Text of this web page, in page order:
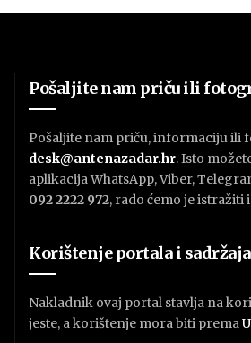
Pošaljite nam priču ili
Pošaljite nam priču, informaciju ili
desk@antenazadar.hr. Isto
aplikacija WhatsApp, Viber,
092 2222 972, rado ćemo je istražiti
Korištenje portala i sadržaja
Nakladnik ovaj portal stavlja na
jeste, a korištenje mora biti premaU